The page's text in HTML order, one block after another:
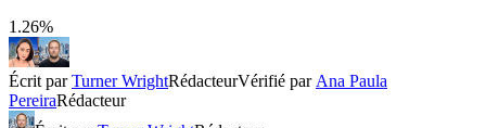
1.26%
Écrit parTurner WrightRédacteurVérifié par Ana Paula
PereiraRédacteur